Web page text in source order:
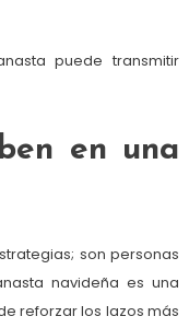
puede transmitir
en una
son personas
navideña es una
reforzar los lazos más